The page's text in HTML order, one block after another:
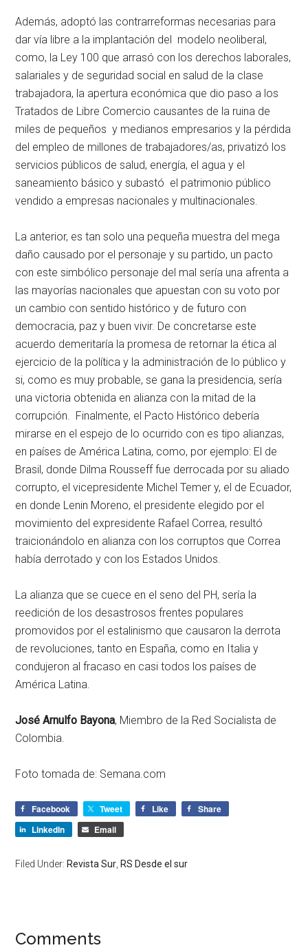
Además, adoptó las contrarreformas necesarias para
dar vía libre a la implantación del modelo neoliberal,
como, la Ley 100 que arrasó con los derechos laborales,
salariales y de seguridad social en salud de la clase
trabajadora, la apertura económica que dio paso a los
Tratados de Libre Comercio causantes de la ruina de
miles de pequeños y medianos empresarios y la pérdida
del empleo de millones de trabajadores/as, privatizó los
servicios públicos de salud, energía, el agua y el
saneamiento básico y subastó el patrimonio público
vendido a empresas nacionales y multinacionales.
La anterior, es tan solo una pequeña muestra del mega
daño causado por el personaje y su partido, un pacto
con este simbólico personaje del mal sería una afrenta a
las mayorías nacionales que apuestan con su voto por
un cambio con sentido histórico y de futuro con
democracia, paz y buen vivir. De concretarse este
acuerdo demeritaría la promesa de retornar la ética al
ejercicio de la política y la administración de lo público y
si, como es muy probable, se gana la presidencia, sería
una victoria obtenida en alianza con la mitad de la
corrupción. Finalmente, el Pacto Histórico debería
mirarse en el espejo de lo ocurrido con es tipo alianzas,
en países de América Latina, como, por ejemplo: El de
Brasil, donde Dilma Rousseff fue derrocada por su aliado
corrupto, el vicepresidente Michel Temer y, el de Ecuador,
en donde Lenin Moreno, el presidente elegido por el
movimiento del expresidente Rafael Correa, resultó
traicionándolo en alianza con los corruptos que Correa
había derrotado y con los Estados Unidos.
La alianza que se cuece en el seno del PH, sería la
reedición de los desastrosos frentes populares
promovidos por el estalinismo que causaron la derrota
de revoluciones, tanto en España, como en Italia y
condujeron al fracaso en casi todos los países de
América Latina.
José Arnulfo Bayona, Miembro de la Red Socialista de
Colombia.
Foto tomada de: Semana.com
Facebook Tweet Like
Share
LinkedIn
Email
Filed Under: Revista Sur, RS Desde el sur
Comments